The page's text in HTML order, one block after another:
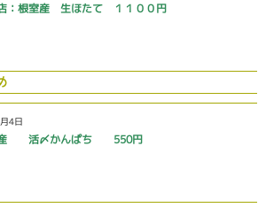
：根室産 生ほたて １１００円
4日
活〆かんぱち 550円